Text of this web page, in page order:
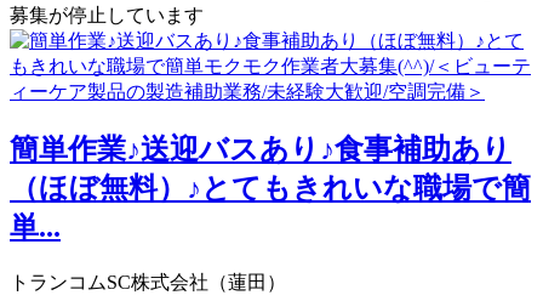
募集が停止しています
簡単作業♪送迎バスあり♪食事補助あり
（ほぼ無料）♪とてもきれいな職場で簡
単...
トランコムSC株式会社（蓮田）